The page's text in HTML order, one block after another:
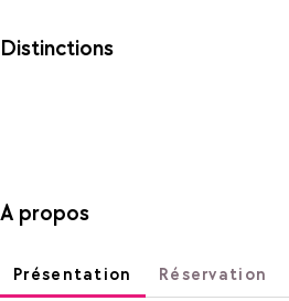
Distinctions
A propos
Présentation Réservation